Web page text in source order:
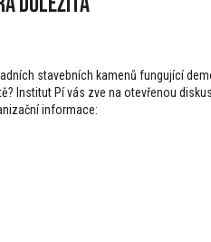
stavebních kamenů fungující
Institut Pí vás zve na otevřenou
informace: